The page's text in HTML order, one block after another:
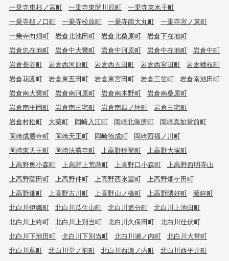
一乗寺東杉ノ宮町
一乗寺東閉川原町
一乗寺東水干町
一乗寺樋ノ口町
一乗寺松原町 一乗寺南大丸町
一乗寺宮ノ東町
一乗寺向畑町
岩倉北池田町 岩倉北桑原町
岩倉下在地町
岩倉忠在地町
岩倉中大鷺町 岩倉中河原町 岩倉中在地町
岩倉中町
岩倉長谷町
岩倉西河原町 岩倉西五田町 岩倉西宮田町
岩倉幡枝町
岩倉花園町
岩倉東五田町 岩倉東宮田町 岩倉三笠町
岩倉南池田町
岩倉南大鷺町
岩倉南河原町 岩倉南木野町
岩倉南桑原町
岩倉南平岡町
岩倉南三宅町 岩倉南四ノ坪町
岩倉三宅町
岩倉村松町
大菊町 岡崎入江町 岡崎北御所町
岡崎真如堂前町
岡崎成勝寺町
岡崎天王町 岡崎徳成町
岡崎西福ノ川町
岡崎東天王町
岡崎法勝寺町 上高野稲荷町
上高野大塚町
上高野奥小森町
上高野上荒蒔町 上高野口小森町
上高野西明寺山
上高野薩田町
上高野仲町 上高野西氷室町
上高野畑ケ田町
上高野畑町
上高野古川町 上高野山ノ橋町 上高野隣好町
菊鉾町
北白川伊織町
北白川瓜生山町 北白川追分町
北白川上池田町
北白川上終町
北白川上別当町 北白川久保田町
北白川仕伏町
北白川下池田町
北白川下別当町 北白川瀬ノ内町
北白川大堂町
北白川蔦町
北白川堂ノ前町 北白川西瀬ノ内町
北白川西平井町